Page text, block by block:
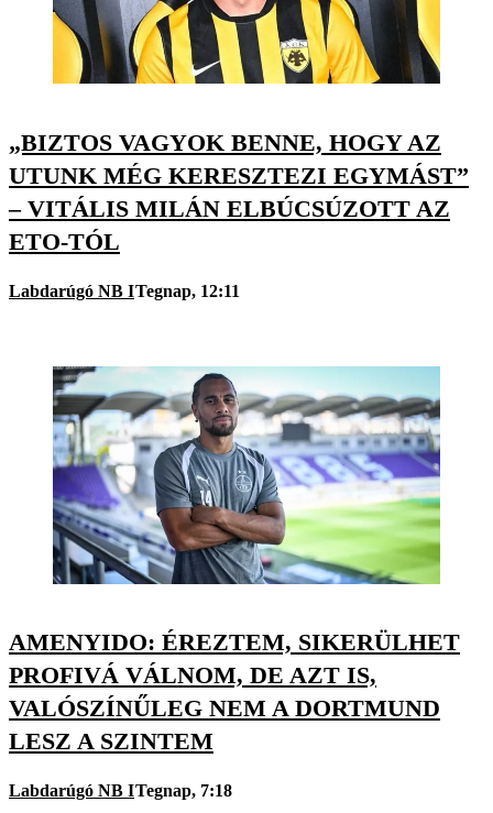
„BIZTOS VAGYOK BENNE, HOGY AZ
UTUNK MÉG KERESZTEZI EGYMÁST”
– VITÁLIS MILÁN ELBÚCSÚZOTT AZ
ETO-TÓL
Labdarúgó NB ITegnap, 12:11
AMENYIDO: ÉREZTEM, SIKERÜLHET
PROFIVÁ VÁLNOM, DE AZT IS,
VALÓSZÍNŰLEG NEM A DORTMUND
LESZ A SZINTEM
Labdarúgó NB ITegnap, 7:18